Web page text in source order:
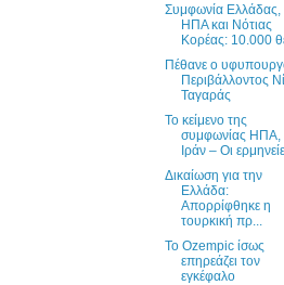
Συμφωνία Ελλάδας,
ΗΠΑ και Νότιας
Κορέας: 10.000
Πέθανε ο
Περιβάλλοντος
Ταγαράς
Το κείμενο της
συμφωνίας ΗΠΑ,
Ιράν – Οι
Δικαίωση για την
Ελλάδα:
Απορρίφθηκε η
τουρκική πρ...
Το Ozempic ίσως
επηρεάζει τον
εγκέφαλο